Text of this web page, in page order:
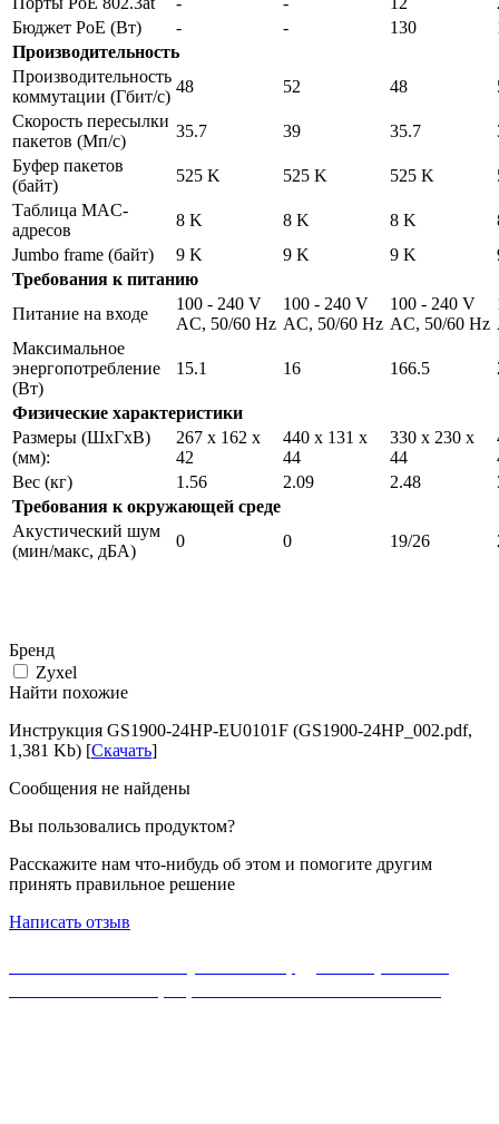
Бюджет PoE (Вт)
- - 130
Производительность
Производительность
коммутации (Гбит/с)
48 52 48
Скорость пересылки
пакетов (Мп/с)
35.7 39 35.7
Буфер пакетов
(байт)
525 K 525 K 525 K
Таблица MAC-
адресов
8 K 8 K 8 K
Jumbo frame (байт)
9 K 9 K 9 K
Требования к питанию
Питание на входе
100 - 240 V
AC, 50/60 Hz
100 - 240 V
AC, 50/60 Hz
100 - 240 V
AC, 50/60 Hz
Максимальное
энергопотребление
(Вт)
15.1 16 166.5
Физические характеристики
Размеры (ШxГxВ)
(мм):
267 x 162 x
42
440 x 131 x
44
330 x 230 x
44
Вес (кг)
1.56 2.09 2.48
Требования к окружающей среде
Акустический шум
(мин/макс, дБА)
0 0 19/26
Бренд
Zyxel
Найти похожие
Инструкция GS1900-24HP-EU0101F (GS1900-24HP_002.pdf,
1,381 Kb) [Скачать]
Сообщения не найдены
Вы пользовались продуктом?
Расскажите нам что-нибудь об этом и помогите другим
принять правильное решение
Написать отзыв